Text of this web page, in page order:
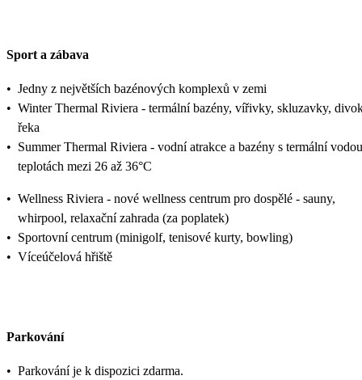
Sport a zábava
• Jedny z největších bazénových komplexů v zemi
• Winter Thermal Riviera - termální bazény, vířivky, skluzavky,
řeka
• Summer Thermal Riviera - vodní atrakce a bazény s termální
teplotách mezi 26 až 36°C
• Wellness Riviera - nové wellness centrum pro dospělé - sauny,
whirpool, relaxační zahrada (za poplatek)
• Sportovní centrum (minigolf, tenisové kurty, bowling)
• Víceúčelová hřiště
Parkování
• Parkování je k dispozici zdarma.